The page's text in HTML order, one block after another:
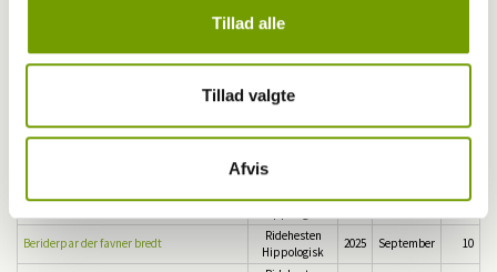
Tillad alle
Tillad valgte
Afvis
Hippologisk
Uovertruffen succes ved UVM
Hippologisk
50
Hippologisk
Hestene har gjort mig stærk
Hippologisk
2025 September 32
Hippologisk
Dressuren i forandring: Hestevelfærd i
Ridehesten
2025 September 18
Beriderpar der favner bredt
Ridehesten
Hippologisk
2025 September 10